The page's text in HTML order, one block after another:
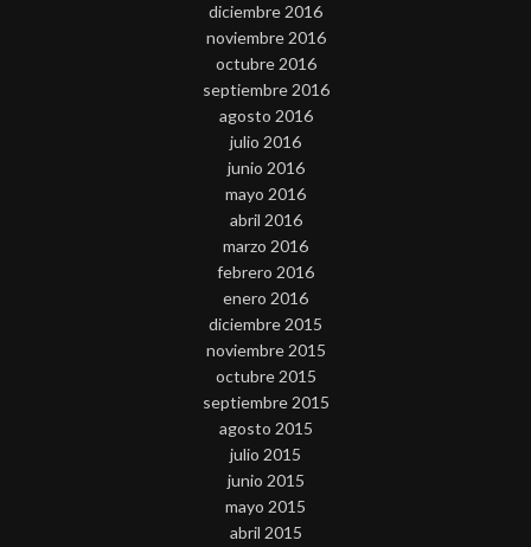
diciembre 2016
noviembre 2016
octubre 2016
septiembre 2016
agosto 2016
julio 2016
junio 2016
mayo 2016
abril 2016
marzo 2016
febrero 2016
enero 2016
diciembre 2015
noviembre 2015
octubre 2015
septiembre 2015
agosto 2015
julio 2015
junio 2015
mayo 2015
abril 2015